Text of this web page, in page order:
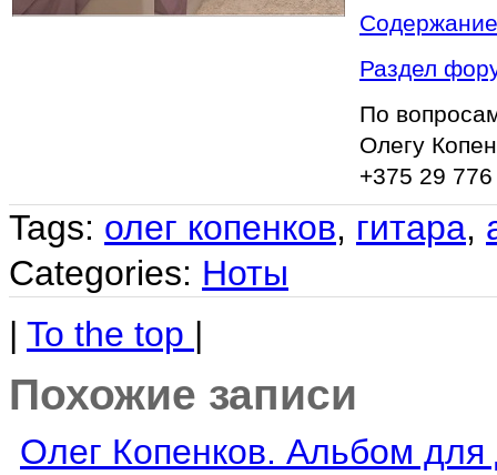
Содержание
Раздел
По
Олегу
+375 29
Tags: олег копенков, гитара,
Categories: Ноты
| To the top |
Похожие записи
Олег Копенков. Альбом